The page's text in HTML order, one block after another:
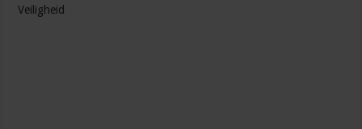
Veiligheid